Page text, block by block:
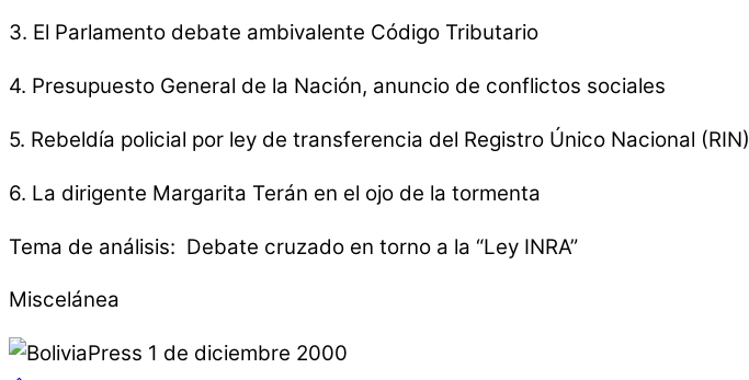
3. El Parlamento debate ambivalente Código Tributario
4. Presupuesto General de la Nación, anuncio de conflictos sociales
5. Rebeldía policial por ley de transferencia del Registro Único Nacional (RIN)
6. La dirigente Margarita Terán en el ojo de la tormenta
Tema de análisis: Debate cruzado en torno a la “Ley INRA”
Miscelánea